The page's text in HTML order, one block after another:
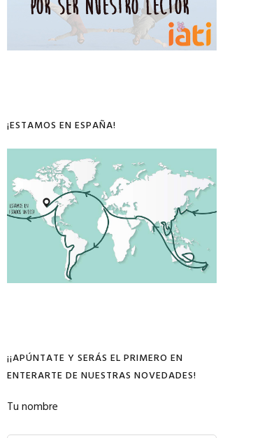
¡ESTAMOS EN ESPAÑA!
¡¡APÚNTATE Y SERÁS EL PRIMERO EN
ENTERARTE DE NUESTRAS NOVEDADES!
Tu nombre